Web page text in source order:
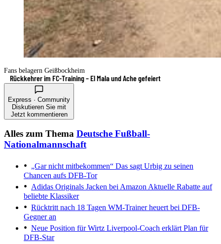
Fans belagern Geißbockheim
Rückkehrer im FC-Training – El Mala und Ache gefeiert
Express · Community
Diskutieren Sie mit
Jetzt kommentieren
Alles zum Thema Deutsche Fußball-
Nationalmannschaft
„Gar nicht mitbekommen“ Das sagt Urbig zu seinen
Chancen aufs DFB-Tor
Adidas Originals Jacken bei Amazon Aktuelle Rabatte auf
beliebte Klassiker
Rücktritt nach 18 Tagen WM-Trainer heuert bei DFB-
Gegner an
Neue Position für Wirtz Liverpool-Coach erklärt Plan für
DFB-Star